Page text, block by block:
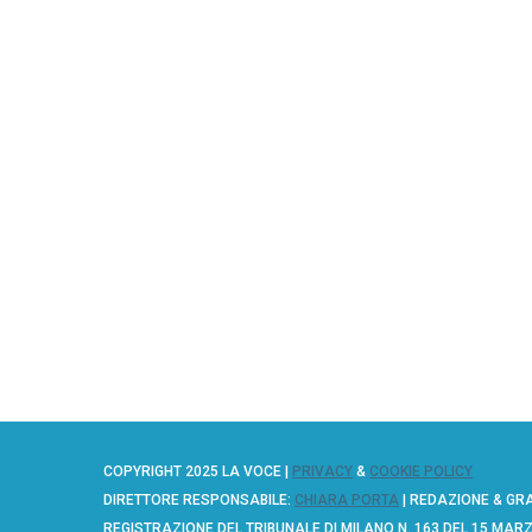
COPYRIGHT 2025 LA VOCE | PRIVACY & COOKIE POLICY
DIRETTORE RESPONSABILE: CHIARA PORTA | REDAZIONE &
REGISTRAZIONE DEL TRIBUNALE DI MILANO N. 163 DEL 15